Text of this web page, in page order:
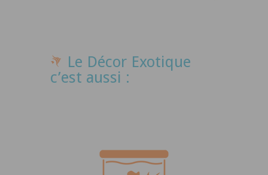
Le Décor Exotique
c’est aussi :